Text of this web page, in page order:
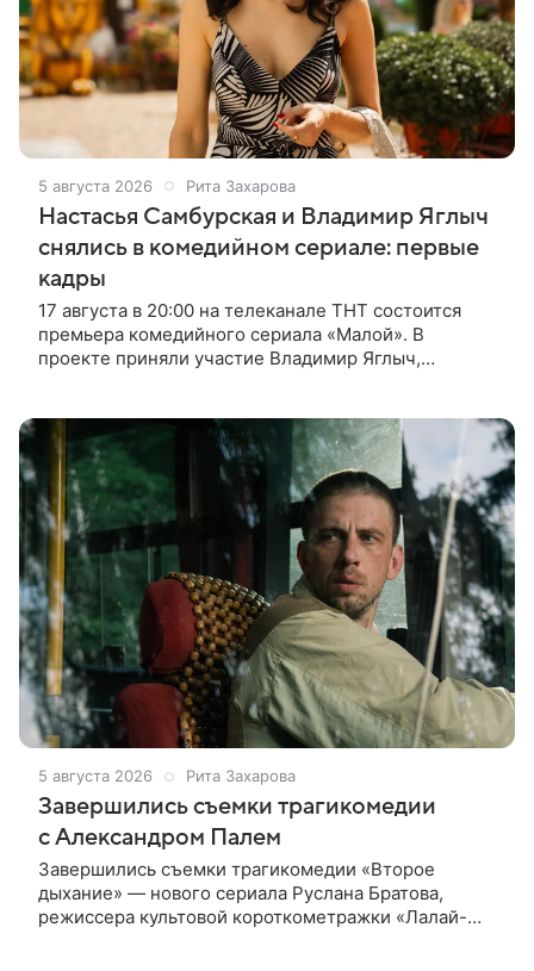
5 августа 2026 Рита Захарова
Настасья Самбурская и Владимир Яглыч
снялись в комедийном сериале: первые
кадры
17 августа в 20:00 на телеканале ТНТ состоится
премьера комедийного сериала «Малой». В
проекте приняли участие Владимир Яглыч,
5 августа 2026 Рита Захарова
Завершились съемки трагикомедии
с Александром Палем
Завершились съемки трагикомедии «Второе
дыхание» — нового сериала Руслана Братова,
режиссера культовой короткометражки «Лалай-